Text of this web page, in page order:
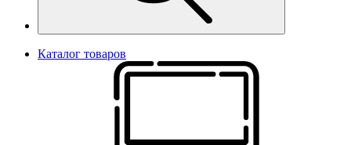
Каталог товаров